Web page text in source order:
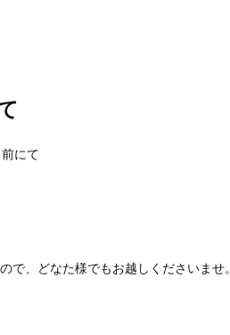
にて
、どなた様でもお越しくださいませ。